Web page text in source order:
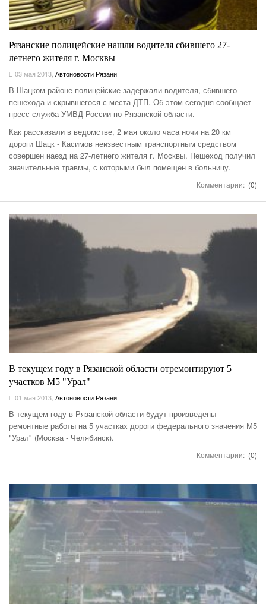
Рязанские полицейские нашли водителя сбившего 27-
летнего жителя г. Москвы
03 мая 2013 Автоновости Рязани
В Шацком районе полицейские задержали водителя, сбившего
пешехода и скрывшегося с места ДТП. Об этом сегодня сообщает
пресс-служба УМВД России по Рязанской области.
Как рассказали в ведомстве, 2 мая около часа ночи на 20 км
дороги Шацк - Касимов неизвестным транспортным средством
совершен наезд на 27-летнего жителя г. Москвы. Пешеход получил
значительные травмы, с которыми был помещен в больницу.
Комментарии: (0)
В текущем году в Рязанской области отремонтируют 5
участков М5 "Урал"
01 мая 2013 Автоновости Рязани
В текущем году в Рязанской области будут произведены
ремонтные работы на 5 участках дороги федерального значения М5
"Урал" (Москва - Челябинск).
Комментарии: (0)